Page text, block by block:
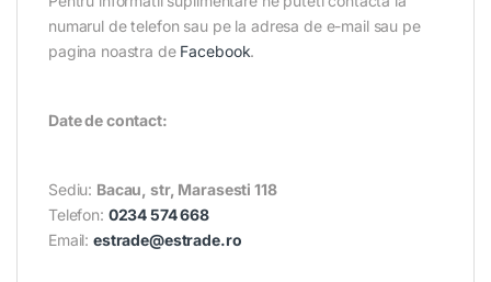
numarul de telefon sau pe la adresa de e-mail sau pe
pagina noastra de Facebook.
Date de contact:
Sediu: Bacau, str, Marasesti 118
Telefon: 0234 574 668
Email:estrade@estrade.ro